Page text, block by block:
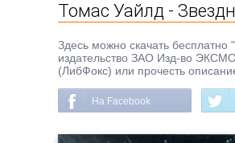
Томас Уайлд -
Здесь можно скачать
издательство ЗАО Изд-во
(ЛибФокс) или прочесть
На Facebook